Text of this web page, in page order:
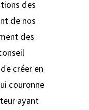
des
de nos
des
créer en
couronne
ayant